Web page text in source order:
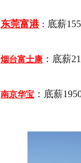
东莞富港： 底薪
烟台富士康 ：底薪
南京华宝 ：底薪